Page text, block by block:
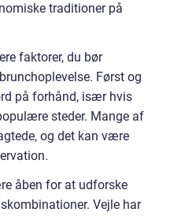
traditioner på
faktorer, du bør
Først og
på forhånd, især hvis
steder. Mange af
og det kan være
åben for at udforske
Vejle har